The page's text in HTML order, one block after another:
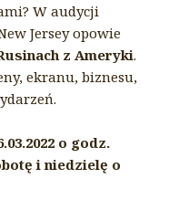
W audycji
Jersey opowie
z Ameryki.
ekranu, biznesu,
o godz.
i niedzielę o